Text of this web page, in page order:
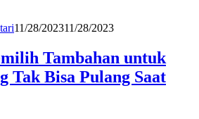
11/28/202311/28/2023
Tambahan untuk
Tak Bisa Pulang Saat